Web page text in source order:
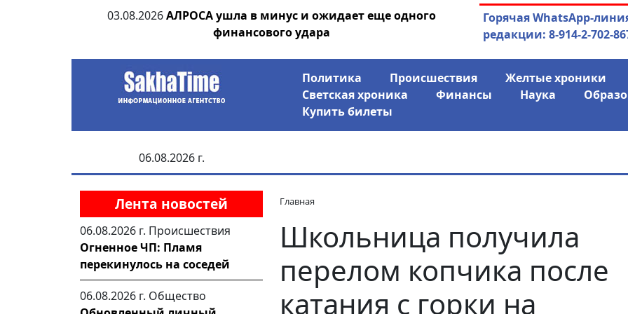
03.08.2026 АЛРОСА ушла в минус и ожидает еще одного
финансового удара
04.08.2026Маски
заявил о
Горячая WhatsApp-
редакции: 8-914-2-702-
Политика Происшествия Желтые хроники
Светская хроника
Финансы Наука
Купить билеты
06.08.2026 г.
Лента новостей
06.08.2026 г. Происшествия
Огненное ЧП: Пламя
перекинулось на соседей
06.08.2026 г. Общество
Главная
Школьница получила
перелом копчика после
катания с горки на